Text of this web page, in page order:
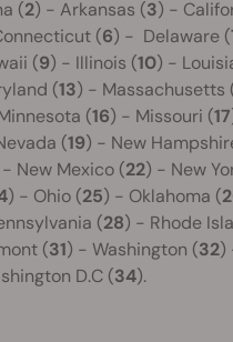
(2) - Arkansas (3) -
(6) - Delaware (
(9) - Illinois (10) -
(13) - Massachusetts
(16) - Missouri (17
(19) - New
New Mexico (22) - New
) - Ohio (25) - Oklahoma (
(28) - Rhode
(31) - Washington (32)
D.C (34).